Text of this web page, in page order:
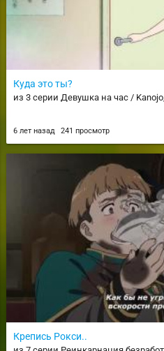
Куда это ты?
из 3 серии Девушка на час /
6 лет назад 241 просмотр
Крепись Рокси..